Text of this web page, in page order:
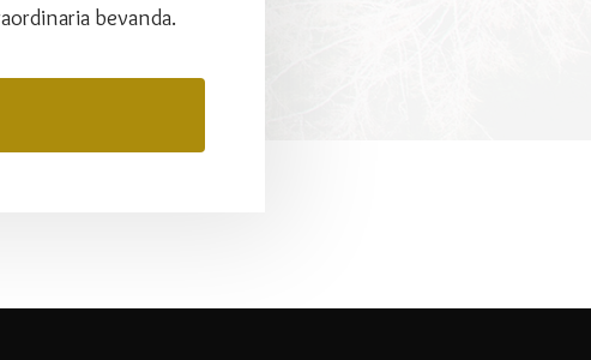
bevanda.